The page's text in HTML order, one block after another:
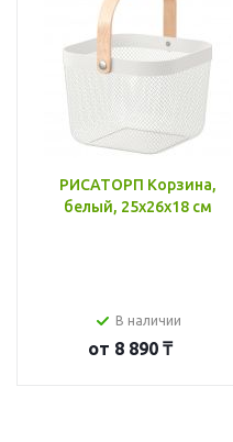
РИСАТОРП Корзина,
белый, 25x26x18 см
В наличии
от 8 890 ₸